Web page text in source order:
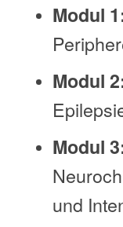
Modul
Modul
Modul
und